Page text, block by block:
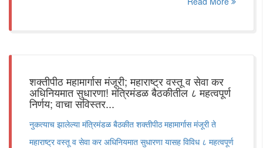
शक्तीपीठ महामार्गास मंजूरी; महाराष्ट्र वस्तू व सेवा कर
अधिनियमात सुधारणा! मंत्रिमंडळ बैठकीतील ८ महत्वपूर्ण
निर्णय; वाचा सविस्तर...
नुकत्याच झालेल्या मंत्रिमंडळ बैठकीत शक्तीपीठ महामार्गास मंजूरी ते
महाराष्ट्र वस्तू व सेवा कर अधिनियमात सुधारणा यासह विविध ८ महत्वपूर्ण